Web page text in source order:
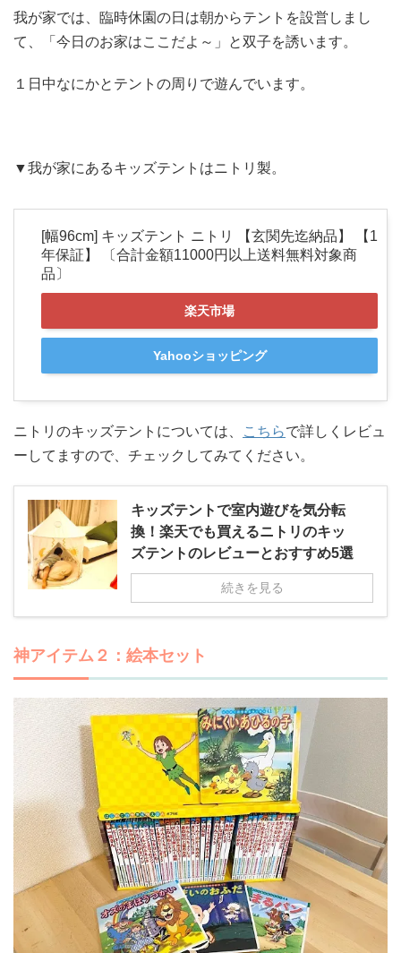
我が家では、臨時休園の日は朝からテントを設営しまし
て、「今日のお家はここだよ～」と双子を誘います。
１日中なにかとテントの周りで遊んでいます。
▼我が家にあるキッズテントはニトリ製。
[幅96cm] キッズテント ニトリ 【玄関先迄納品】 【1
年保証】 〔合計金額11000円以上送料無料対象商
品〕
楽天市場
Yahooショッピング
ニトリのキッズテントについては、 こちらで詳しくレビュ
ーしてますので、チェックしてみてください。
キッズテントで室内遊びを気分転
換！楽天でも買えるニトリのキッ
ズテントのレビューとおすすめ5選
続きを見る
神アイテム２：絵本セット